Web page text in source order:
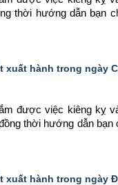
thời hướng dẫn bạn
hành trong ngày
được việc kiêng kỵ
thời hướng dẫn bạn
hành trong ngày